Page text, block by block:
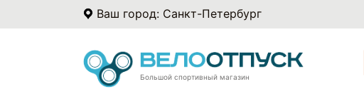
Ваш город: Санкт-Петербург
Большой спортивный магазин